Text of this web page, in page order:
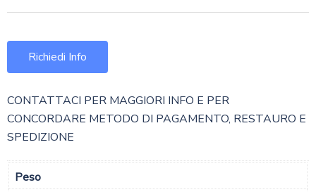
Richiedi Info
CONTATTACI PER MAGGIORI INFO E PER
CONCORDARE METODO DI PAGAMENTO, RESTAURO E
SPEDIZIONE
Peso